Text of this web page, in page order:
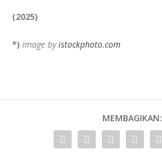
(2025)
*) Image byistockphoto.com
MEMBAGIKAN: